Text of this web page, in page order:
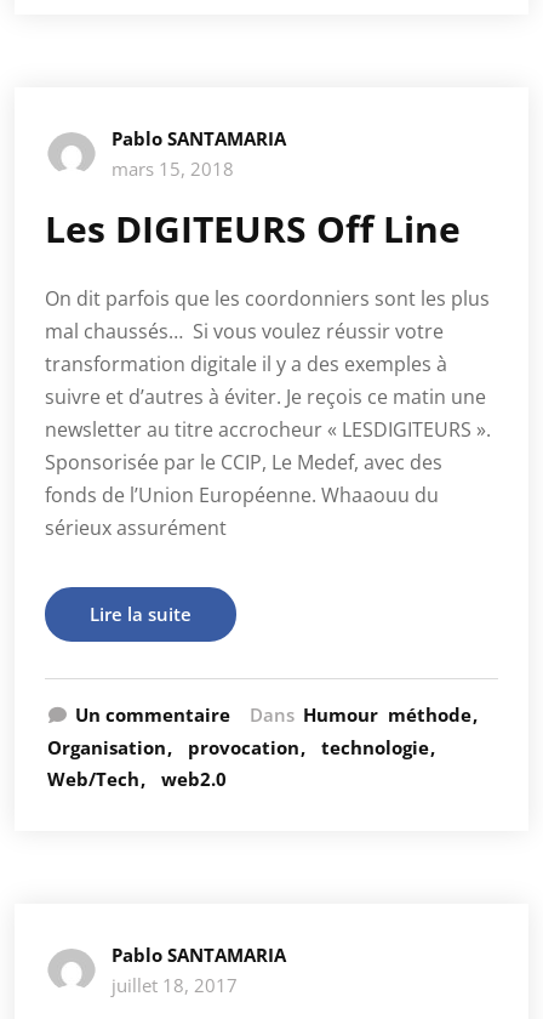
Pablo SANTAMARIA
mars 15, 2018
Les DIGITEURS Off Line
On dit parfois que les coordonniers sont les plus
mal chaussés… Si vous voulez réussir votre
transformation digitale il y a des exemples à
suivre et d’autres à éviter. Je reçois ce matin une
newsletter au titre accrocheur « LESDIGITEURS ».
Sponsorisée par le CCIP, Le Medef, avec des
fonds de l’Union Européenne. Whaaouu du
sérieux assurément
Lire la suite
Un commentaire Dans Humour méthode
Organisation
provocation
technologie
Web/Tech
web2.0
Pablo SANTAMARIA
juillet 18, 2017